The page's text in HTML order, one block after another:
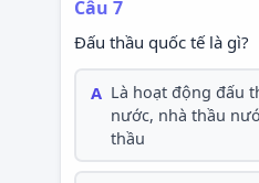
Câu 7
Đấu thầu quốc tế là gì?
A Là hoạt động đấu
nước, nhà thầu
thầu